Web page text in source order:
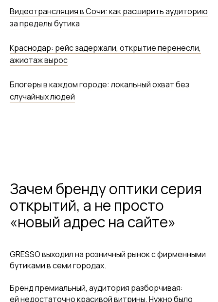
Видеотрансляция в Сочи: как расширить аудиторию
за пределы бутика
Краснодар: рейс задержали, открытие перенесли,
ажиотаж вырос
Блогеры в каждом городе: локальный охват без
случайных людей
Зачем бренду оптики серия
открытий, а не просто
«новый адрес на сайте»
GRESSO выходил на розничный рынок с фирменными
бутиками в семи городах.
Бренд премиальный, аудитория разборчивая:
ей недостаточно красивой витрины. Нужно было